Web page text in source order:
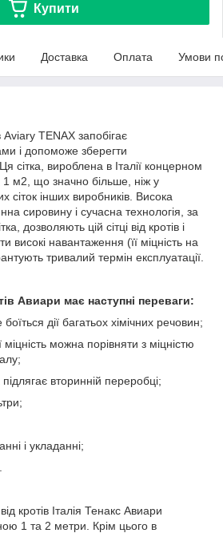
Купити
Доставка Оплата Умови
Aviary TENAX запобігає
і допоможе зберегти
сітка, вироблена в Італії концерном
1 м2, що значно більше, ніж у
сіток інших виробників. Висока
сировину і сучасна технологія, за
дозволяють цій сітці від кротів і
високі навантаження (її міцність на
тривалий термін експлуатації.
Авиари має наступні переваги:
дії багатьох хімічних речовин;
міцність можна порівняти з міцністю
підлягає вторинній переробці;
і укладанні;
кротів Італія Тенакс Авиари
1 та 2 метри. Крім цього в